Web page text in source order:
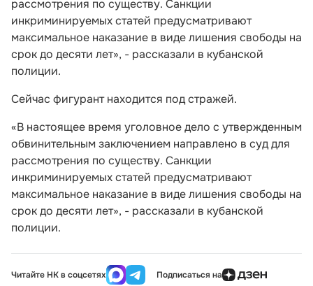
рассмотрения по существу. Санкции
инкриминируемых статей предусматривают
максимальное наказание в виде лишения свободы на
срок до десяти лет», - рассказали в кубанской
полиции.
Сейчас фигурант находится под стражей.
«В настоящее время уголовное дело с утвержденным
обвинительным заключением направлено в суд для
рассмотрения по существу. Санкции
инкриминируемых статей предусматривают
максимальное наказание в виде лишения свободы на
срок до десяти лет», - рассказали в кубанской
полиции.
Читайте НК в соцсетях Подписаться на